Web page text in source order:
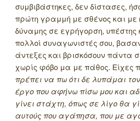
συμβιβάστηκες, δεν δίστασες,
πρώτη γραμμή με σθένος και με
δύναμης σε εγρήγορση, υπέστης
πολλοί συναγωνιστές σου,
άντεξες και βρισκόσουν πάντα
χωρίς φόβο μα με πάθος. Είχες
πρέπει να πω ότι δε λυπάμαι
έργο που αφήνω πίσω μου και
γίνει στάχτη, όπως σε λίγο θα
αυτούς που αγάπησα, που με